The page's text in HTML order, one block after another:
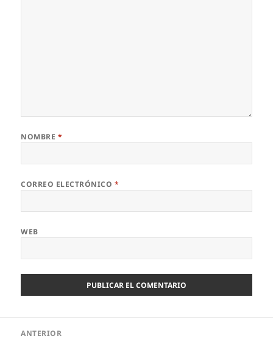
NOMBRE *
CORREO ELECTRÓNICO *
WEB
ANTERIOR